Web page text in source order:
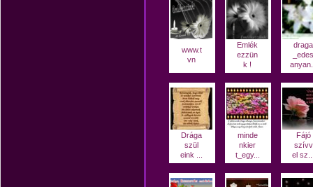
www.t
vn
Emlék
ezzün
k !
draga
_edes
Drága
szül
eink ...
minde
nkier
t_egy...
Fájó
szívv
el